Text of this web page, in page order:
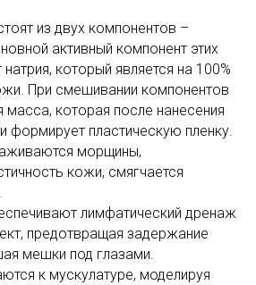
из двух компонентов –
активный компонент этих
который является на 100%
При смешивании компонентов
масса, которая после нанесения
формирует пластическую пленку.
морщины,
кожи, смягчается
лимфатический дренаж
предотвращая задержание
мешки под глазами.
к мускулатуре, моделируя